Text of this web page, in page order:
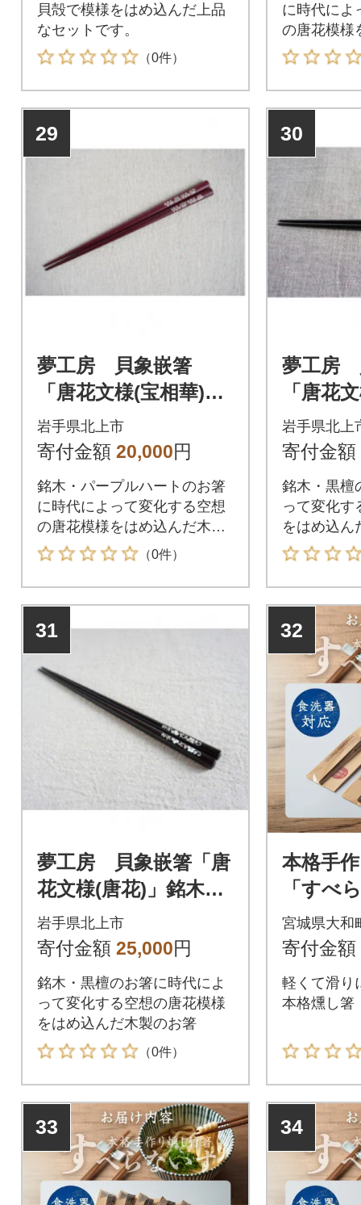
貝殻で模様をはめ込んだ上品
なセットです。
（0件）
に時代によ
の唐花模様
のお箸
29
夢工房 貝象嵌箸
「唐花文様(宝相華)」
銘木・パープルハー
ト 21.5cm 箸1膳
岩手県北上市
寄付金額 20,000円
銘木・パープルハートのお箸
に時代によって変化する空想
の唐花模様をはめ込んだ木製
のお箸
（0件）
30
夢工房
「唐花
銘木・
m 箸1
岩手県北上
寄付金額
銘木・黒檀
って変化す
をはめ込ん
31
夢工房 貝象嵌箸「唐
花文様(唐花)」銘木・
黒檀 22.5cm 箸1膳
岩手県北上市
寄付金額 25,000円
銘木・黒檀のお箸に時代によ
って変化する空想の唐花模様
をはめ込んだ木製のお箸
（0件）
32
本格手
「すべ
あり 2
宮城県大和
寄付金額
軽くて滑り
本格燻し箸
33 34